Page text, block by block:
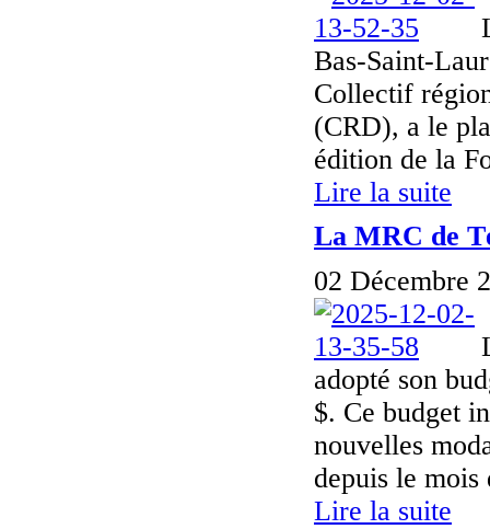
Bas-Saint-
Collectif
(CRD), a le
édition de la
Lire la suite
La MRC de
02 Décembre
adopté son
$. Ce budget
nouvelles
depuis le
Lire la suite